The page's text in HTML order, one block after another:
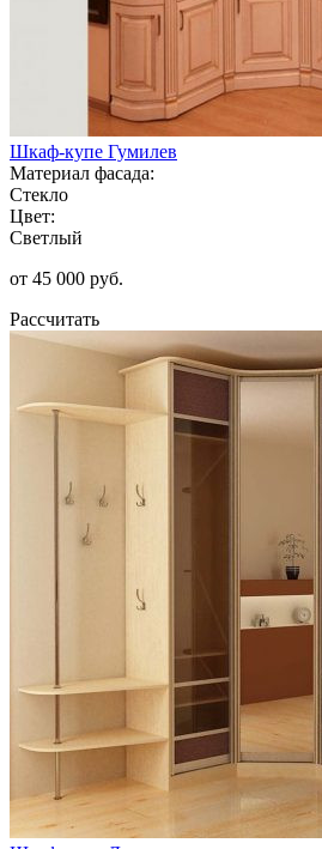
Шкаф-купе Гумилев
Материал фасада:
Стекло
Цвет:
Светлый
от 45 000 руб.
Рассчитать